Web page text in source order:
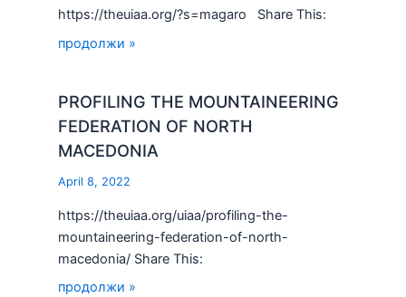
https://theuiaa.org/?s=magaro Share This:
продолжи »
PROFILING THE MOUNTAINEERING
FEDERATION OF NORTH
MACEDONIA
April 8, 2022
https://theuiaa.org/uiaa/profiling-the-
mountaineering-federation-of-north-
macedonia/ Share This:
продолжи »